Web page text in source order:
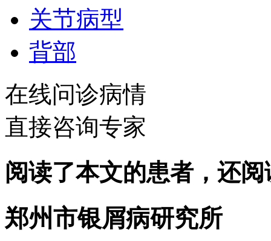
关节病型
背部
在线问诊病情
直接咨询专家
阅读了本文的患者，还
郑州市银屑病研究所